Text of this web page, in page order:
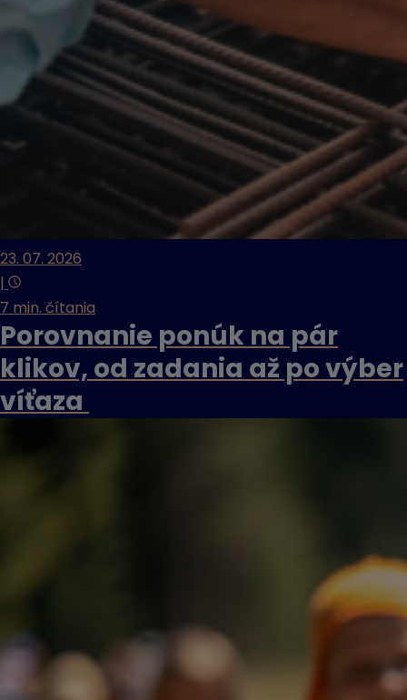
23. 07. 2026
|
7 min. čítania
Porovnanie ponúk na pár
klikov, od zadania až po výber
víťaza